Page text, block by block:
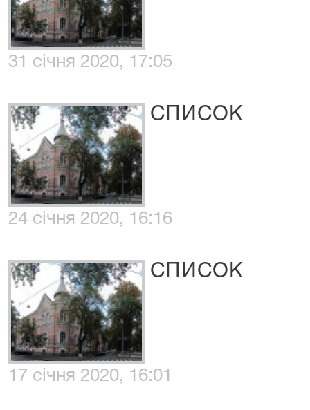
31 січня 2020, 17:05
СПИСОК
24 січня 2020, 16:16
СПИСОК
17 січня 2020, 16:01